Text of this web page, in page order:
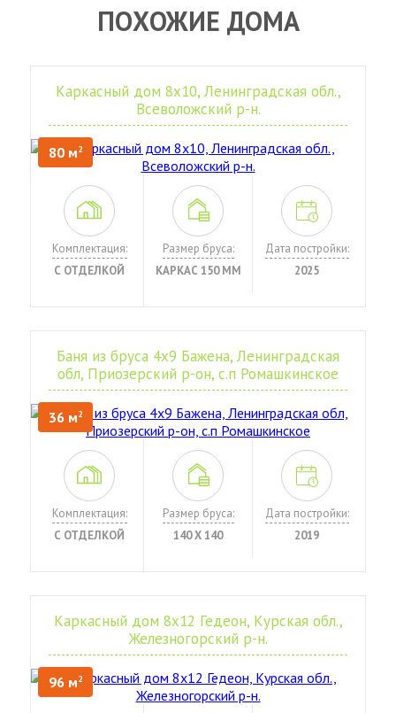
ПОХОЖИЕ ДОМА
Каркасный дом 8х10, Ленинградская обл.,
Всеволожский р-н.
80 м2
Комплектация:
С ОТДЕЛКОЙ
Размер бруса:
КАРКАС 150 ММ
Дата постройки:
2025
Баня из бруса 4х9 Бажена, Ленинградская
обл, Приозерский р-он, с.п Ромашкинское
36 м2
Комплектация:
С ОТДЕЛКОЙ
Размер бруса:
140 Х 140
Дата постройки:
2019
Каркасный дом 8х12 Гедеон, Курская обл.,
Железногорский р-н.
96 м2